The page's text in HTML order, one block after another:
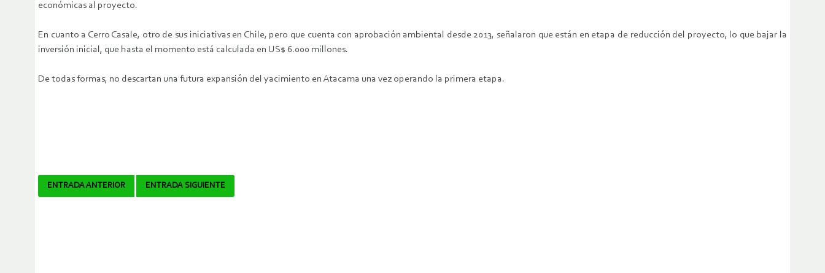
económicas al proyecto.
En cuanto a Cerro Casale, otro de sus iniciativas en Chile, pero que cuenta con aprobación ambiental desde 2013, señalaron que están en etapa de reducción del proyecto, lo que bajar la
inversión inicial, que hasta el momento está calculada en US$ 6.000 millones.
De todas formas, no descartan una futura expansión del yacimiento en Atacama una vez operando la primera etapa.
Navegador
ENTRADA ANTERIOR ENTRADA SIGUIENTE